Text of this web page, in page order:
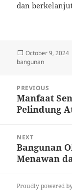
dan
Posted
on
October 9, 2024
bangunan
navigation
PREVIOUS
Previous
post:
Manfaat
Pelindung
NEXT
Next
post:
Bangunan
Menawan
Proudly powered